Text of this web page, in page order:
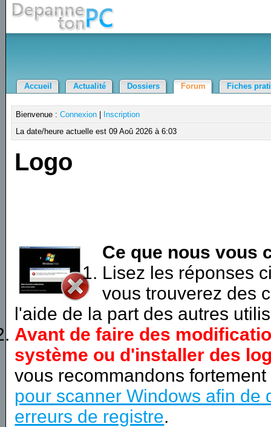
Accueil Actualité Dossiers Forum Fiches
Bienvenue :Connexion
Inscription
La date/heure actuelle est 09 Aoû 2026 à 6:03
Logo
Ce que nous vous
Lisez les réponses
vous trouverez des
l'aide de la part des autres
Avant de faire des
système ou d'installer des
vous recommandons
pour scanner Windows afin de
erreurs de registre.